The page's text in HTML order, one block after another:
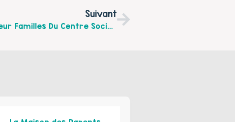
Suivant
Voici Le Planning De Février Du Secteur Familles Du Centre Social Espace Carnot